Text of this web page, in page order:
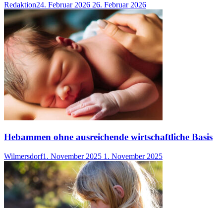
Redaktion24. Februar 2026 26. Februar 2026
Hebammen ohne ausreichende wirtschaftliche Basis
Wilmersdorf1. November 2025 1. November 2025